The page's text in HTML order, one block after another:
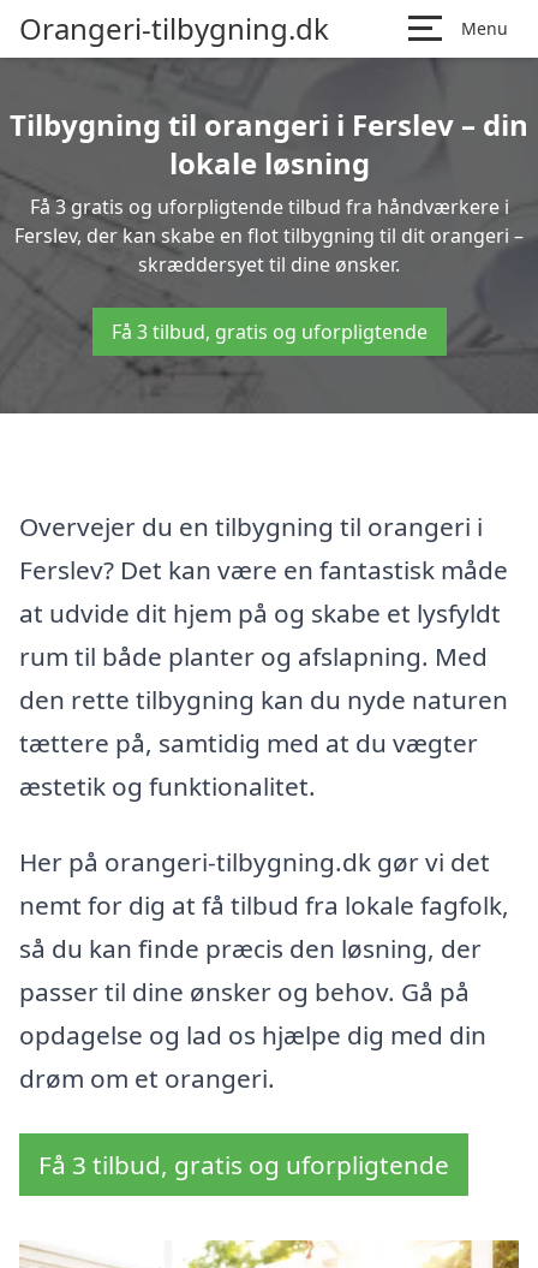
Orangeri-tilbygning.dk Menu
Tilbygning til orangeri i Ferslev – din
lokale løsning
Få 3 gratis og uforpligtende tilbud fra håndværkere i
Ferslev, der kan skabe en flot tilbygning til dit orangeri –
skræddersyet til dine ønsker.
Få 3 tilbud, gratis og uforpligtende
Overvejer du en tilbygning til orangeri i
Ferslev? Det kan være en fantastisk måde
at udvide dit hjem på og skabe et lysfyldt
rum til både planter og afslapning. Med
den rette tilbygning kan du nyde naturen
tættere på, samtidig med at du vægter
æstetik og funktionalitet.
Her på orangeri-tilbygning.dk gør vi det
nemt for dig at få tilbud fra lokale fagfolk,
så du kan finde præcis den løsning, der
passer til dine ønsker og behov. Gå på
opdagelse og lad os hjælpe dig med din
drøm om et orangeri.
Få 3 tilbud, gratis og uforpligtende